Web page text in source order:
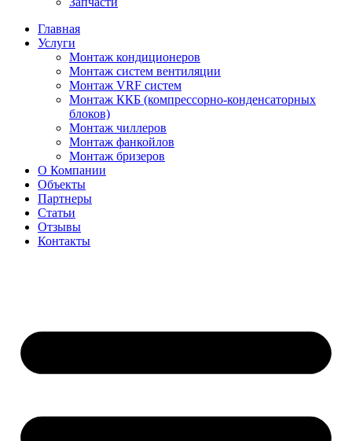
Главная
Услуги
Монтаж кондиционеров
Монтаж cистем вентиляции
Монтаж VRF систем
Монтаж ККБ (компрессорно-конденсаторных
блоков)
Монтаж чиллеров
Монтаж фанкойлов
Монтаж бризеров
О Компании
Объекты
Партнеры
Статьи
Отзывы
Контакты